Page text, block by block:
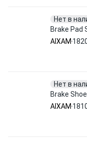
Нет в
Brake Pad
AIXAM
Нет в
Brake
AIXAM